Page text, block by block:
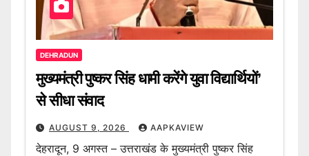
DEHRADUN
मुख्यमंत्री पुष्कर सिंह धामी करेंगे युवा विद्यार्थियों’
से सीधा संवाद
AUGUST 9, 2026 AAPKAVIEW
देहरादून, 9 अगस्त – उत्तराखंड के मुख्यमंत्री पुष्कर सिंह